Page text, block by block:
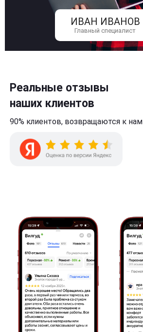
ИВАН ИВАНОВ
Главный специалист
Реальные отзывы
наших клиентов
90% клиентов, возвращаются к нам